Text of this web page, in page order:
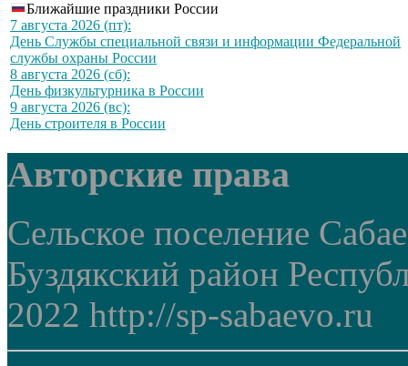
Ближайшие праздники России
7 августа 2026 (пт):
День Службы специальной связи и информации Федеральной
службы охраны России
8 августа 2026 (сб):
День физкультурника в России
9 августа 2026 (вс):
День строителя в России
Авторские права
Сельское поселение
Буздякский район
2022 http://sp-sabaevo.ru